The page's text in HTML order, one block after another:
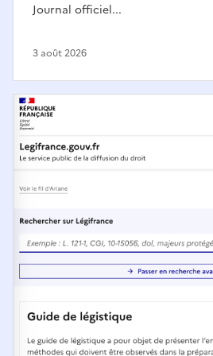
Journal officiel...
3 août 2026